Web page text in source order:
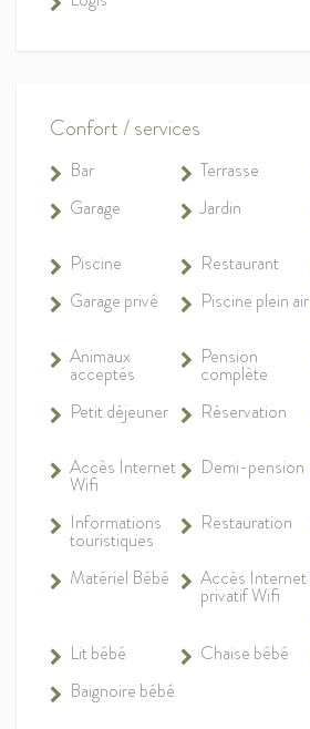
Confort / services
Bar Terrasse
Garage
Jardin
Piscine
Restaurant
Garage privé
Piscine plein air
Animaux
acceptés
Pension
complète
Petit déjeuner
Réservation
Accès Internet
Wifi
Demi-pension
Informations
touristiques
Restauration
Matériel Bébé
Accès Internet
privatif Wifi
Lit bébé
Chaise bébé
Baignoire bébé